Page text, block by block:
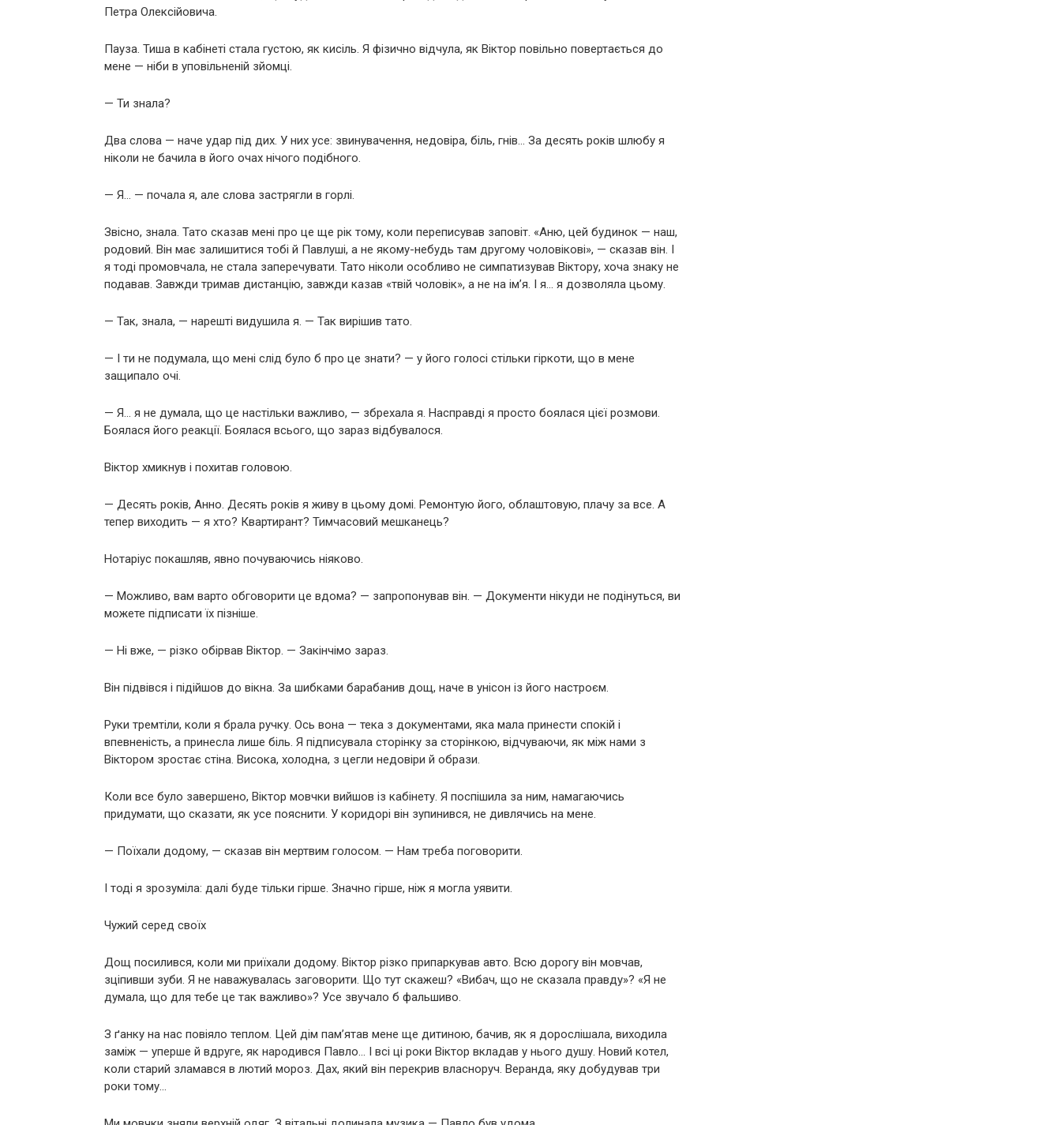
Петра Олексійовича.
Пауза. Тиша в кабінеті стала густою, як кисіль. Я фізично відчула, як Віктор повільно повертається до
мене — ніби в уповільненій зйомці.
— Ти знала?
Два слова — наче удар під дих. У них усе: звинувачення, недовіра, біль, гнів… За десять років шлюбу я
ніколи не бачила в його очах нічого подібного.
— Я… — почала я, але слова застрягли в горлі.
Звісно, знала. Тато сказав мені про це ще рік тому, коли переписував заповіт. «Аню, цей будинок — наш,
родовий. Він має залишитися тобі й Павлуші, а не якому-небудь там другому чоловікові», — сказав він. І
я тоді промовчала, не стала заперечувати. Тато ніколи особливо не симпатизував Віктору, хоча знаку не
подавав. Завжди тримав дистанцію, завжди казав «твій чоловік», а не на ім’я. І я… я дозволяла цьому.
— Так, знала, — нарешті видушила я. — Так вирішив тато.
— І ти не подумала, що мені слід було б про це знати? — у його голосі стільки гіркоти, що в мене
защипало очі.
— Я… я не думала, що це настільки важливо, — збрехала я. Насправді я просто боялася цієї розмови.
Боялася його реакції. Боялася всього, що зараз відбувалося.
Віктор хмикнув і похитав головою.
— Десять років, Анно. Десять років я живу в цьому домі. Ремонтую його, облаштовую, плачу за все. А
тепер виходить — я хто? Квартирант? Тимчасовий мешканець?
Нотаріус покашляв, явно почуваючись ніяково.
— Можливо, вам варто обговорити це вдома? — запропонував він. — Документи нікуди не подінуться, ви
можете підписати їх пізніше.
— Ні вже, — різко обірвав Віктор. — Закінчімо зараз.
Він підвівся і підійшов до вікна. За шибками барабанив дощ, наче в унісон із його настроєм.
Руки тремтіли, коли я брала ручку. Ось вона — тека з документами, яка мала принести спокій і
впевненість, а принесла лише біль. Я підписувала сторінку за сторінкою, відчуваючи, як між нами з
Віктором зростає стіна. Висока, холодна, з цегли недовіри й образи.
Коли все було завершено, Віктор мовчки вийшов із кабінету. Я поспішила за ним, намагаючись
придумати, що сказати, як усе пояснити. У коридорі він зупинився, не дивлячись на мене.
— Поїхали додому, — сказав він мертвим голосом. — Нам треба поговорити.
І тоді я зрозуміла: далі буде тільки гірше. Значно гірше, ніж я могла уявити.
Чужий серед своїх
Дощ посилився, коли ми приїхали додому. Віктор різко припаркував авто. Всю дорогу він мовчав,
зціпивши зуби. Я не наважувалась заговорити. Що тут скажеш? «Вибач, що не сказала правду»? «Я не
думала, що для тебе це так важливо»? Усе звучало б фальшиво.
З ґанку на нас повіяло теплом. Цей дім пам’ятав мене ще дитиною, бачив, як я дорослішала, виходила
заміж — уперше й вдруге, як народився Павло… І всі ці роки Віктор вкладав у нього душу. Новий котел,
коли старий зламався в лютий мороз. Дах, який він перекрив власноруч. Веранда, яку добудував три
роки тому…